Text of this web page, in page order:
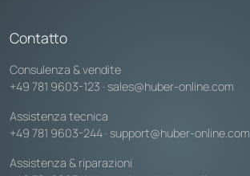
Contatto
Consulenza & vendite
+49 781 9603-123 · sales@huber-online.com
Assistenza tecnica
+49 781 9603-244 · support@huber-online.com
Assistenza & riparazioni